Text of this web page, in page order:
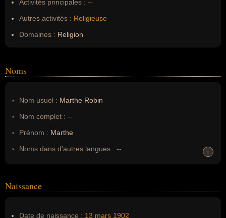
Activités principales : --
Autres activités : Religieuse
Domaines : Religion
Noms
Nom usuel : Marthe Robin
Nom complet : --
Prénom : Marthe
Noms dans d'autres langues : --
Nom de famille :Robin
+
+
Naissance
Date de naissance : 13 mars 1902